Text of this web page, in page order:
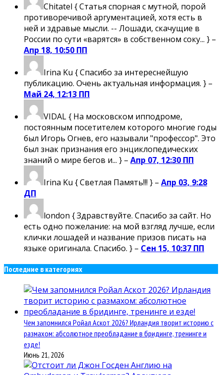
Chitatel { Статья спорная с мутной, порой
противоречивой аргументацией, хотя есть в
ней и здравые мысли. -- Лошади, скачущие в
России по сути «варятся» в собственном соку... } –
Апр 18, 10:50 ПП
Irina Ku { Спасибо за интереснейшую
публикацию. Очень актуальная информация. } –
Май 24, 12:13 ПП
VIDAL{ На московском ипподроме,
постоянным посетителем которого многие годы
был Игорь Огнев, его называли "профессор". Это
был знак признания его энциклопедических
знаний о мире бегов и... } – Апр 07, 12:30 ПП
Irina Ku { Светлая Память!!! } – Апр 03, 9:28
ДП
london { Здравствуйте. Спасибо за сайт. Но
есть одно пожелание: на мой взгляд лучше, если
клички лошадей и название призов писать на
языке оригинала. Спасибо. } – Сен 15, 10:37 ПП
Последние в категориях
Чем запомнился Ройал Аскот 2026? Ирландия творит историю с
размахом: абсолютное преобладание в бридинге, тренинге и
езде!
Июнь 21, 2026